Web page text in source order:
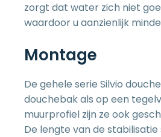
zorgt dat water zich niet
waardoor u aanzienlijk
Montage
De gehele serie Silvio
douchebakals op een
muurprofiel zijn ze ook
De lengte van de